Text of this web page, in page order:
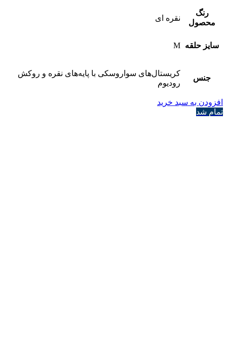
رنگ
محصول
نقره ای
سایز حلقه M
جنس
کریستال‌های سواروسکی با پایه‌های نقره و روکش
رودیوم
افزودن به سبد خرید
تمام شد